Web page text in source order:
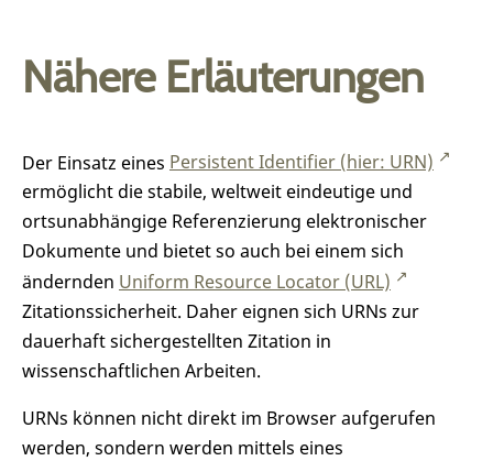
Nähere Erläuterungen
Der Einsatz eines Persistent Identifier (hier: URN)
ermöglicht die stabile, weltweit eindeutige und
ortsunabhängige Referenzierung elektronischer
Dokumente und bietet so auch bei einem sich
ändernden Uniform Resource Locator (URL)
Zitationssicherheit. Daher eignen sich URNs zur
dauerhaft sichergestellten Zitation in
wissenschaftlichen Arbeiten.
URNs können nicht direkt im Browser aufgerufen
werden, sondern werden mittels eines